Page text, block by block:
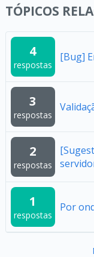
TÓPICOS
4
respostas
[Bug]
3
respostas
2
respostas
1
respostas
Por